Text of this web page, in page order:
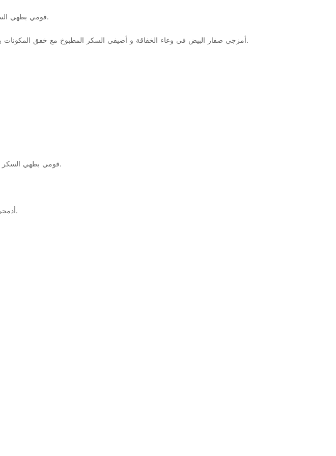
2.قومي بطهي السكر في درجة حرارة تعادل 180 درجة. لمراقبة عملية الطهي، ينصح استعمال مقياس الحرارة الزئبقي.
3.أمزجي صفار البيض في وعاء الخفاقة و أضيفي السكر المطبوخ مع خفق المكونات بوتيرة قليلة السرعة. حين يتم دمج السكر، ارفعي من سرعة الخفاقة الكهربائية إلى حين تبريد المزيج.
2. قومي بطهي السكر في درجة حرارة تعادل 180 درجة. لمراقبة عملية الطهي، ينصح استعمال مقياس الحرارة الزئبقي.
4.أدمجي 50 غرام من مسحوق السكر المتبقي مع بياض البيض المخفوق ثم اسكبي السكر المطبوخ ببطء.